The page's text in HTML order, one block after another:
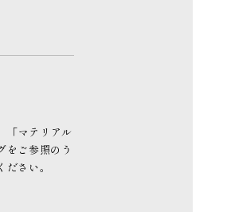
「マテリアル
をご参照のう
さい。